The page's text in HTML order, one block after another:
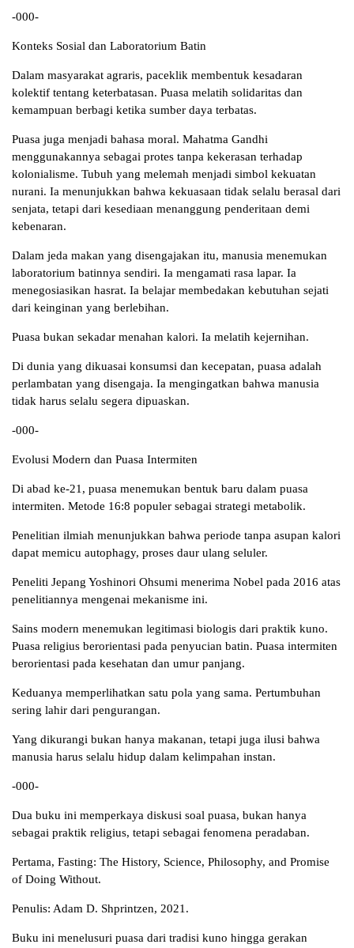
-000-
Konteks Sosial dan Laboratorium Batin
Dalam masyarakat agraris, paceklik membentuk kesadaran
kolektif tentang keterbatasan. Puasa melatih solidaritas dan
kemampuan berbagi ketika sumber daya terbatas.
Puasa juga menjadi bahasa moral. Mahatma Gandhi
menggunakannya sebagai protes tanpa kekerasan terhadap
kolonialisme. Tubuh yang melemah menjadi simbol kekuatan
nurani. Ia menunjukkan bahwa kekuasaan tidak selalu berasal dari
senjata, tetapi dari kesediaan menanggung penderitaan demi
kebenaran.
Dalam jeda makan yang disengajakan itu, manusia menemukan
laboratorium batinnya sendiri. Ia mengamati rasa lapar. Ia
menegosiasikan hasrat. Ia belajar membedakan kebutuhan sejati
dari keinginan yang berlebihan.
Puasa bukan sekadar menahan kalori. Ia melatih kejernihan.
Di dunia yang dikuasai konsumsi dan kecepatan, puasa adalah
perlambatan yang disengaja. Ia mengingatkan bahwa manusia
tidak harus selalu segera dipuaskan.
-000-
Evolusi Modern dan Puasa Intermiten
Di abad ke-21, puasa menemukan bentuk baru dalam puasa
intermiten. Metode 16:8 populer sebagai strategi metabolik.
Penelitian ilmiah menunjukkan bahwa periode tanpa asupan kalori
dapat memicu autophagy, proses daur ulang seluler.
Peneliti Jepang Yoshinori Ohsumi menerima Nobel pada 2016 atas
penelitiannya mengenai mekanisme ini.
Sains modern menemukan legitimasi biologis dari praktik kuno.
Puasa religius berorientasi pada penyucian batin. Puasa intermiten
berorientasi pada kesehatan dan umur panjang.
Keduanya memperlihatkan satu pola yang sama. Pertumbuhan
sering lahir dari pengurangan.
Yang dikurangi bukan hanya makanan, tetapi juga ilusi bahwa
manusia harus selalu hidup dalam kelimpahan instan.
-000-
Dua buku ini memperkaya diskusi soal puasa, bukan hanya
sebagai praktik religius, tetapi sebagai fenomena peradaban.
Pertama, Fasting: The History, Science, Philosophy, and Promise
of Doing Without.
Penulis: Adam D. Shprintzen, 2021.
Buku ini menelusuri puasa dari tradisi kuno hingga gerakan